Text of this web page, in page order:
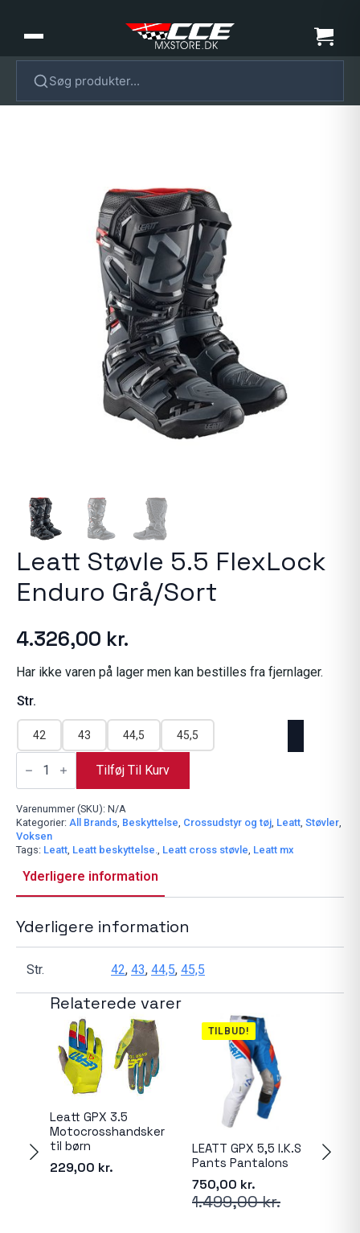
Søg produkter...
Leatt Støvle 5.5 FlexLock
Enduro Grå/Sort
4.326,00 kr.
Har ikke varen på lager men kan bestilles fra fjernlager.
Str.
42 43 44,5 45,5
Leatt
Støvle
Enduro
Grå/Sort
antal
Tilføj Til Kurv
Varenummer (SKU): N/A
Kategorier: All Brands Beskyttelse Crossudstyr og tøj Leatt Støvler
Voksen
Tags: Leatt Leatt beskyttelse. Leatt cross støvle Leatt mx
Yderligere information
Yderligere information
Str. 42, 43, 44,5, 45,5
Relaterede varer
Leatt GPX 3.5
Motocrosshandsker
til børn
229,00 kr.
TILBUD!
LEATT GPX 5,5 I.K.S
Pants Pantalons
1.499,00kr.
Den
oprindelige
750,00 kr.
Den
aktuelle